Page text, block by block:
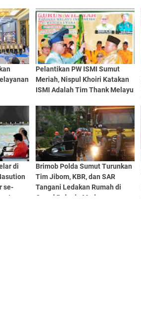
Pelantikan PW ISMI Sumut
Meriah, Nispul Khoiri Katakan
ISMI Adalah Tim Thank Melayu
di
se-
Brimob Polda Sumut Turunkan
Tim Jibom, KBR, dan SAR
Tangani Ledakan Rumah di
Grand Polonia Medan